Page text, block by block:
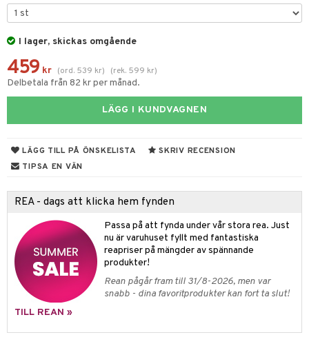
I lager, skickas omgående
459 kr (ord. 539 kr) (rek. 599 kr)
Delbetala från 82 kr per månad.
LÄGG I KUNDVAGNEN
LÄGG TILL PÅ ÖNSKELISTA
SKRIV RECENSION
TIPSA EN VÄN
REA - dags att klicka hem fynden
Passa på att fynda under vår stora rea. Just
nu är varuhuset fyllt med fantastiska
reapriser på mängder av spännande
produkter!
Rean pågår fram till 31/8-2026, men var
snabb - dina favoritprodukter kan fort ta slut!
TILL REAN »
Kastruller
Karaffer
och Brynen
& Grönsaksknivar
Muggar
/ Outdoor
Bakformar